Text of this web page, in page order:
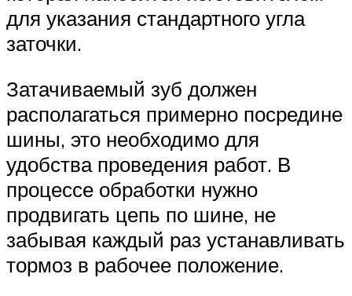
для указания стандартного угла
заточки.
Затачиваемый зуб должен
располагаться примерно посредине
шины, это необходимо для
удобства проведения работ. В
процессе обработки нужно
продвигать цепь по шине, не
забывая каждый раз устанавливать
тормоз в рабочее положение.